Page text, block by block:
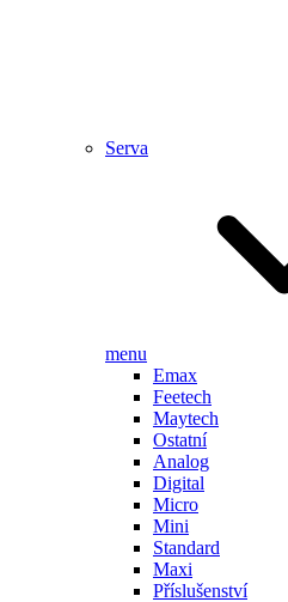
Serva
menu
Emax
Feetech
Maytech
Ostatní
Analog
Digital
Micro
Mini
Standard
Maxi
Příslušenství